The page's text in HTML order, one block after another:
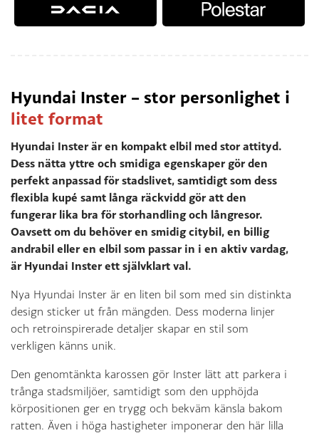
Hyundai Inster – stor personlighet i
litet format
Hyundai Inster är en kompakt elbil med stor attityd.
Dess nätta yttre och smidiga egenskaper gör den
perfekt anpassad för stadslivet, samtidigt som dess
flexibla kupé samt långa räckvidd gör att den
fungerar lika bra för storhandling och långresor.
Oavsett om du behöver en smidig citybil, en billig
andrabil eller en elbil som passar in i en aktiv vardag,
är Hyundai Inster ett självklart val.
Nya Hyundai Inster är en liten bil som med sin distinkta
design sticker ut från mängden. Dess moderna linjer
och retroinspirerade detaljer skapar en stil som
verkligen känns unik.
Den genomtänkta karossen gör Inster lätt att parkera i
trånga stadsmiljöer, samtidigt som den upphöjda
körpositionen ger en trygg och bekväm känsla bakom
ratten. Även i höga hastigheter imponerar den här lilla